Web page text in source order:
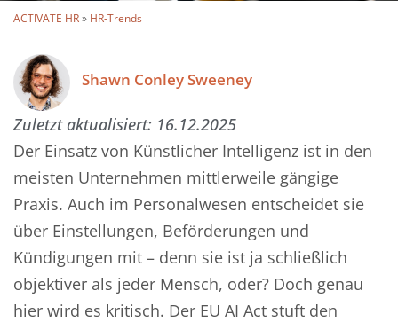
ACTIVATE HR» HR-Trends
Shawn Conley Sweeney
Zuletzt aktualisiert: 16.12.2025
Der Einsatz von Künstlicher Intelligenz ist in den
meisten Unternehmen mittlerweile gängige
Praxis. Auch im Personalwesen entscheidet sie
über Einstellungen, Beförderungen und
Kündigungen mit – denn sie ist ja schließlich
objektiver als jeder Mensch, oder? Doch genau
hier wird es kritisch. Der EU AI Act stuft den